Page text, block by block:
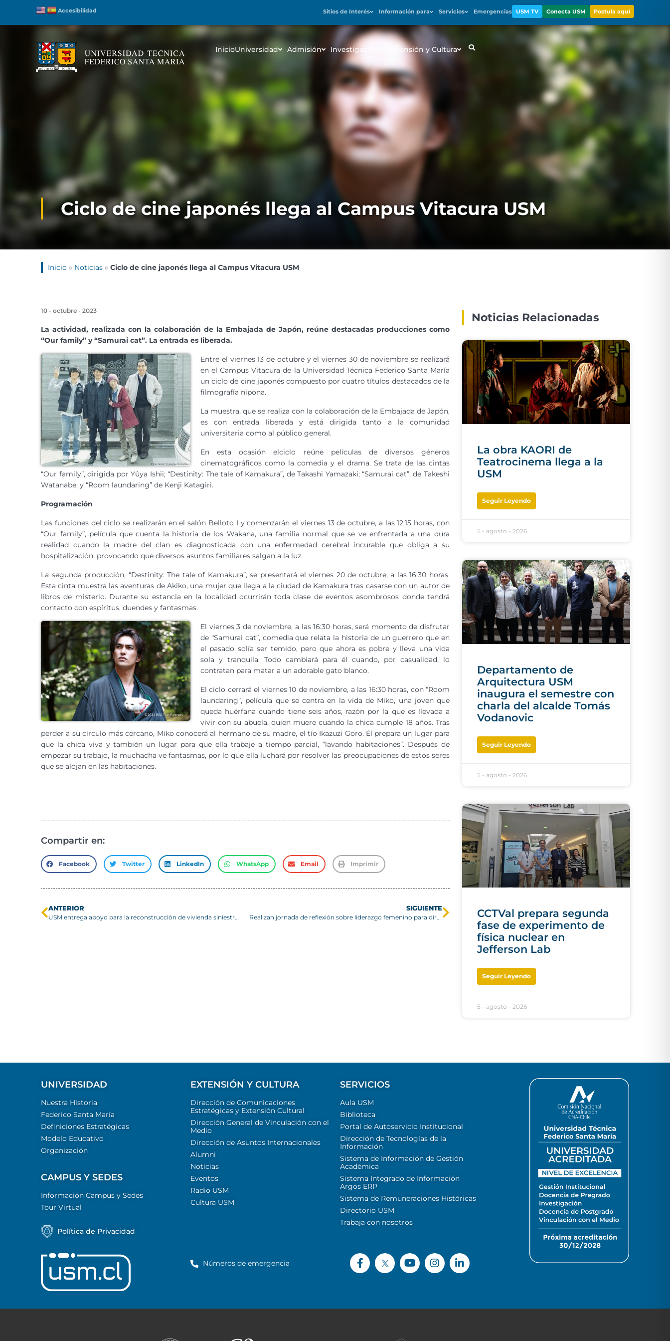
Accesibilidad Sitios de Interés Información para Servicios Emergencias USM TV Conecta USM Postula aquí
InicioUniversidad Admisión Investigación Extensión y Cultura
Ciclo de cine japonés llega al Campus Vitacura USM
Inicio » Noticias » Ciclo de cine japonés llega al Campus Vitacura USM
10 - octubre - 2023
La actividad, realizada con la colaboración de la Embajada de Japón, reúne destacadas producciones como
“Our family” y “Samurai cat”. La entrada es liberada.
Entre el viernes 13 de octubre y el viernes 30 de noviembre se realizará
en el Campus Vitacura de la Universidad Técnica Federico Santa María
un ciclo de cine japonés compuesto por cuatro títulos destacados de la
filmografía nipona.
La muestra, que se realiza con la colaboración de la Embajada de Japón,
es con entrada liberada y está dirigida tanto a la comunidad
universitaria como al público general.
En esta ocasión elciclo reúne películas de diversos géneros
cinematográficos como la comedia y el drama. Se trata de las cintas
“Our family”, dirigida por Yûya Ishii; “Destinity: The tale of Kamakura”, de Takashi Yamazaki; “Samurai cat”, de Takeshi
Watanabe; y “Room laundaring” de Kenji Katagiri.
Programación
Las funciones del ciclo se realizarán en el salón Belloto I y comenzarán el viernes 13 de octubre, a las 12:15 horas, con
“Our family”, película que cuenta la historia de los Wakana, una familia normal que se ve enfrentada a una dura
realidad cuando la madre del clan es diagnosticada con una enfermedad cerebral incurable que obliga a su
hospitalización, provocando que diversos asuntos familiares salgan a la luz.
La segunda producción, “Destinity: The tale of Kamakura”, se presentará el viernes 20 de octubre, a las 16:30 horas.
Esta cinta muestra las aventuras de Akiko, una mujer que llega a la ciudad de Kamakura tras casarse con un autor de
libros de misterio. Durante su estancia en la localidad ocurrirán toda clase de eventos asombrosos donde tendrá
contacto con espíritus, duendes y fantasmas.
El viernes 3 de noviembre, a las 16:30 horas, será momento de disfrutar
de “Samurai cat”, comedia que relata la historia de un guerrero que en
el pasado solía ser temido, pero que ahora es pobre y lleva una vida
sola y tranquila. Todo cambiará para él cuando, por casualidad, lo
contratan para matar a un adorable gato blanco.
El ciclo cerrará el viernes 10 de noviembre, a las 16:30 horas, con “Room
laundaring”, película que se centra en la vida de Miko, una joven que
queda huérfana cuando tiene seis años, razón por la que es llevada a
vivir con su abuela, quien muere cuando la chica cumple 18 años. Tras
perder a su círculo más cercano, Miko conocerá al hermano de su madre, el tío Ikazuzi Goro. Él prepara un lugar para
que la chica viva y también un lugar para que ella trabaje a tiempo parcial, “lavando habitaciones”. Después de
empezar su trabajo, la muchacha ve fantasmas, por lo que ella luchará por resolver las preocupaciones de estos seres
que se alojan en las habitaciones.
Compartir en:
Facebook Twitter LinkedIn WhatsApp Email Imprimir
ANTERIOR
USM entrega apoyo para la reconstrucción de vivienda siniestrada en Viña del Mar
SIGUIENTE
Realizan jornada de reflexión sobre liderazgo femenino para directoras institucionales USM
Noticias Relacionadas
La obra KAORI de
Teatrocinema llega a la
USM
Seguir Leyendo
5 - agosto - 2026
Departamento de
Arquitectura USM
inaugura el semestre con
charla del alcalde Tomás
Vodanovic
Seguir Leyendo
5 - agosto - 2026
CCTVal prepara segunda
fase de experimento de
física nuclear en
Jefferson Lab
Seguir Leyendo
5 - agosto - 2026
UNIVERSIDAD
Nuestra Historia
Federico Santa María
Definiciones Estratégicas
Modelo Educativo
Organización
CAMPUS Y SEDES
Información Campus y Sedes
Tour Virtual
Política de Privacidad
EXTENSIÓN Y CULTURA
Dirección de Comunicaciones
Estratégicas y Extensión Cultural
Dirección General de Vinculación con el
Medio
Dirección de Asuntos Internacionales
Alumni
Noticias
Eventos
Radio USM
Cultura USM
SERVICIOS
Aula USM
Biblioteca
Portal de Autoservicio Institucional
Dirección de Tecnologías de la
Información
Sistema de Información de Gestión
Académica
Sistema Integrado de Información
Argos ERP
Sistema de Remuneraciones Históricas
Directorio USM
Trabaja con nosotros
Números de emergencia